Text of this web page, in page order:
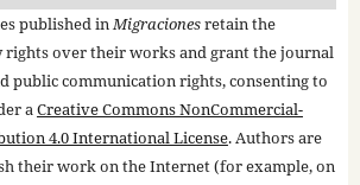
published inMigracionesretain the
over their works and grant the journal
public communication rights, consenting to
aCreative Commons NonCommercial-
4.0 International License. Authors are
their work on the Internet (for example, on